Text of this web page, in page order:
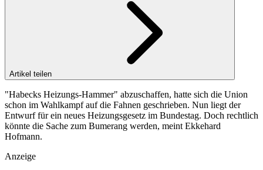
Artikel teilen
"Habecks Heizungs-Hammer" abzuschaffen, hatte sich die Union
schon im Wahlkampf auf die Fahnen geschrieben. Nun liegt der
Entwurf für ein neues Heizungsgesetz im Bundestag. Doch rechtlich
könnte die Sache zum Bumerang werden, meint Ekkehard
Hofmann.
Anzeige